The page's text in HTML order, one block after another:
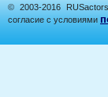
© 2003-2016
согласие с условиями